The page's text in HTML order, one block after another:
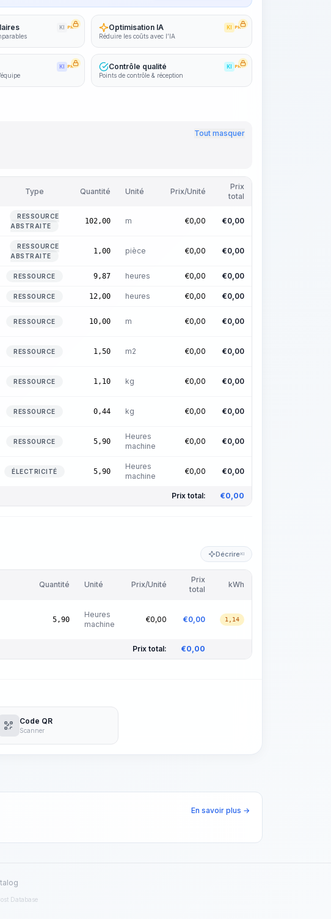
KI PRO Optimisation IA KI PRO
Réduire les coûts avec l’IA
KI PRO Contrôle qualité KI PRO
Points de contrôle & réception
Tout masquer
Type Quantité Unité Prix/Unité
Prix
total
RESSOURCE
ABSTRAITE
102,00 m €0,00 €0,00
RESSOURCE
ABSTRAITE
1,00 pièce €0,00 €0,00
RESSOURCE 9,87 heures €0,00 €0,00
RESSOURCE 12,00 heures €0,00 €0,00
RESSOURCE 10,00 m €0,00 €0,00
RESSOURCE 1,50 m2 €0,00 €0,00
RESSOURCE 1,10 kg €0,00 €0,00
RESSOURCE 0,44 kg €0,00 €0,00
RESSOURCE 5,90
Heures
machine
€0,00 €0,00
ÉLECTRICITÉ 5,90
Heures
machine
€0,00 €0,00
Prix total: €0,00
DécrireKI
Quantité Unité Prix/Unité
Prix
total
kWh
5,90
Heures
machine
€0,00 €0,00 1,14
Prix total: €0,00
Code QR
Scanner
En savoir plus →
Database